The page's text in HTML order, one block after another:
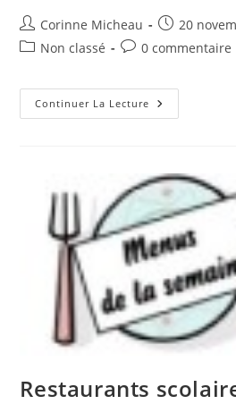
Auteur/autrice
de
Corinne Micheau
Publication
publiée :
20
PostNon classé
Commentaires
la
publication :
0 commentaire
Continuer La Lecture Loto
Des
Restaurants